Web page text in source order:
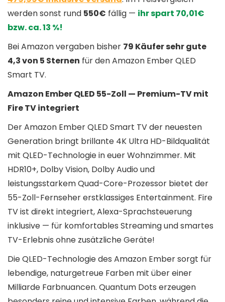
werden sonst rund 550€ fällig — ihr spart 70,01€
bzw. ca. 13 %!
Bei Amazon vergaben bisher 79 Käufer sehr gute
4,3 von 5 Sternen für den Amazon Ember QLED
Smart TV.
Amazon Ember QLED 55-Zoll — Premium-TV mit
Fire TV integriert
Der Amazon Ember QLED Smart TV der neuesten
Generation bringt brillante 4K Ultra HD-Bildqualität
mit QLED-Technologie in euer Wohnzimmer. Mit
HDR10+, Dolby Vision, Dolby Audio und
leistungsstarkem Quad-Core-Prozessor bietet der
55-Zoll-Fernseher erstklassiges Entertainment. Fire
TV ist direkt integriert, Alexa-Sprachsteuerung
inklusive — für komfortables Streaming und smartes
TV-Erlebnis ohne zusätzliche Geräte!
Die QLED-Technologie des Amazon Ember sorgt für
lebendige, naturgetreue Farben mit über einer
Milliarde Farbnuancen. Quantum Dots erzeugen